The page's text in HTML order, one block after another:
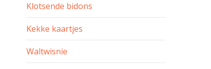
Klotsende bidons
Kekke kaartjes
Waltwisnie